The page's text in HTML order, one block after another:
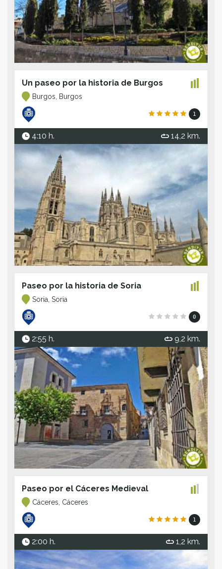
Un paseo por la historia de Burgos
Burgos, Burgos
1
4:10 h. 14,2 km.
Paseo por la historia de Soria
Soria, Soria
0
2:55 h. 9,2 km.
Paseo por el Cáceres Medieval
Cáceres, Cáceres
1
2:00 h. 1,2 km.